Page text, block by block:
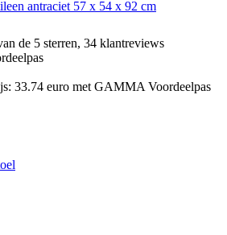
antraciet 57 x 54 x 92 cm
de 5 sterren, 34 klantreviews
33.74 euro met GAMMA Voordeelpas